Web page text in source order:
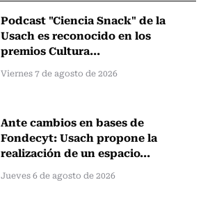
Podcast "Ciencia Snack" de la
Usach es reconocido en los
premios Cultura...
Viernes 7 de agosto de 2026
Ante cambios en bases de
Fondecyt: Usach propone la
realización de un espacio...
Jueves 6 de agosto de 2026